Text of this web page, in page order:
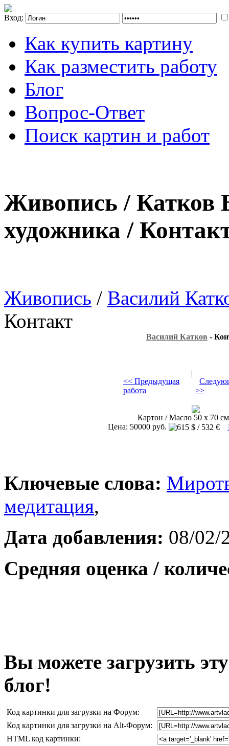
Вход:
Как купить картину
Как разместить работу
Блог
Вопрос-Ответ
Поиск картин и работ
Живопись / Катков
художника /
Живопись / Василий
Контакт
Василий Катков -
<< Предыдущая
работа
|
>>
Картон / Масло 50 х 70 см
Цена: 50000 руб.
Ключевые слова:
медитация,
Дата добавления: 08/02/
Средняя оценка /
Вы можете загрузить
блог!
Код картинки для загрузки на Форум:
Код картинки для загрузки на Alt-Форум:
HTML код картинки: